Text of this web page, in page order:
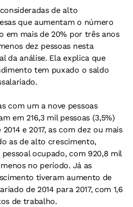
de alto
que aumentam o número
em mais de 20% por três anos
dez pessoas nesta
da análise. Ela explica que
tem puxado o saldo
com um a nove pessoas
em 216,3 mil pessoas (3,5%)
e 2017, as com dez ou mais
as de alto crescimento,
ocupado, com 920,8 mil
no período. Já as
tiveram aumento de
de 2014 para 2017, com 1,6
de trabalho.